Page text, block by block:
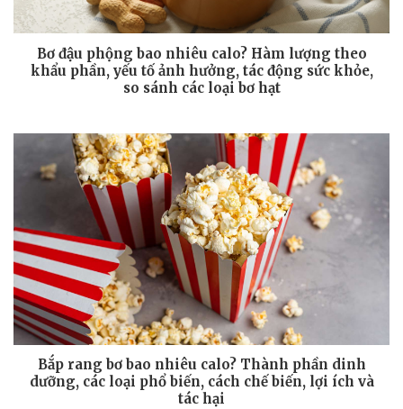
Bơ đậu phộng bao nhiêu calo? Hàm lượng theo
khẩu phần, yếu tố ảnh hưởng, tác động sức khỏe,
so sánh các loại bơ hạt
Bắp rang bơ bao nhiêu calo? Thành phần dinh
dưỡng, các loại phổ biến, cách chế biến, lợi ích và
tác hại